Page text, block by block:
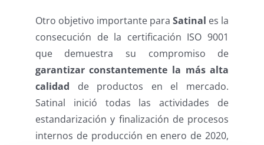
Otro objetivo importante paraSatinal es la
consecución de la certificación ISO 9001
que demuestra su compromiso de
garantizar constantemente la más alta
calidad de productos en el mercado.
Satinal inició todas las actividades de
estandarización y finalización de procesos
internos de producción en enero de 2020,